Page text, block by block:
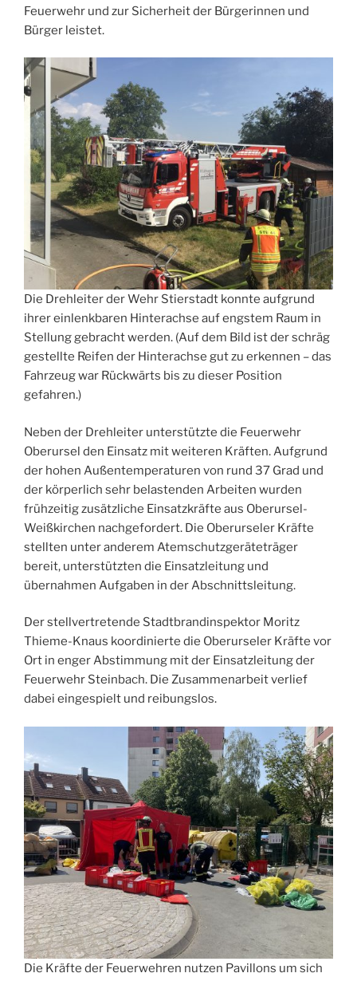
Feuerwehr und zur Sicherheit der Bürgerinnen und
Bürger leistet.
Die Drehleiter der Wehr Stierstadt konnte aufgrund
ihrer einlenkbaren Hinterachse auf engstem Raum in
Stellung gebracht werden. (Auf dem Bild ist der schräg
gestellte Reifen der Hinterachse gut zu erkennen – das
Fahrzeug war Rückwärts bis zu dieser Position
gefahren.)
Neben der Drehleiter unterstützte die Feuerwehr
Oberursel den Einsatz mit weiteren Kräften. Aufgrund
der hohen Außentemperaturen von rund 37 Grad und
der körperlich sehr belastenden Arbeiten wurden
frühzeitig zusätzliche Einsatzkräfte aus Oberursel-
Weißkirchen nachgefordert. Die Oberurseler Kräfte
stellten unter anderem Atemschutzgeräteträger
bereit, unterstützten die Einsatzleitung und
übernahmen Aufgaben in der Abschnittsleitung.
Der stellvertretende Stadtbrandinspektor Moritz
Thieme-Knaus koordinierte die Oberurseler Kräfte vor
Ort in enger Abstimmung mit der Einsatzleitung der
Feuerwehr Steinbach. Die Zusammenarbeit verlief
dabei eingespielt und reibungslos.
Die Kräfte der Feuerwehren nutzen Pavillons um sich